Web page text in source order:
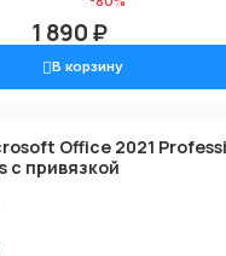
1 890 ₽
В корзину
Office 2021
с привязкой